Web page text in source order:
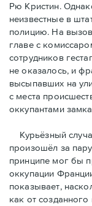
Рю Кристин.
неизвестные в
полицию. На
главе с
сотрудников
не оказалось, и
высыпавших на
с места
оккупантами
Курьёзный
произошёл за
принципe мог бы
оккупации
показывает,
как от